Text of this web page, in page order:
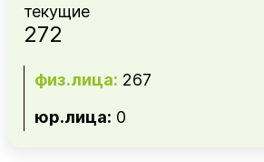
текущие
272
физ.лица: 267
юр.лица: 0